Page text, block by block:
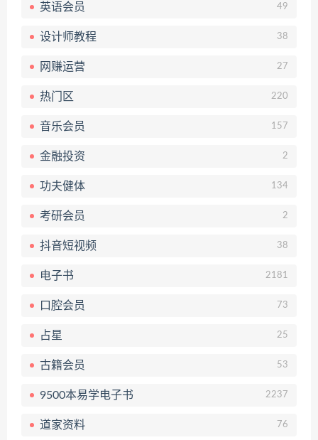
英语会员 49
设计师教程 38
网赚运营 27
热门区 220
音乐会员 157
金融投资 2
功夫健体 134
考研会员 2
抖音短视频 38
电子书 2181
口腔会员 73
占星 25
古籍会员 53
9500本易学电子书 2237
道家资料 76